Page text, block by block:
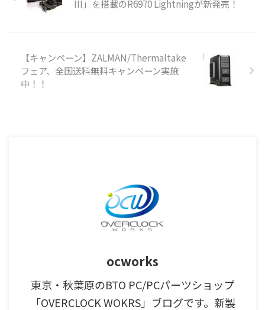
III」を搭載のR6970 Lightningが新発売！
【キャンペーン】ZALMAN/Thermaltake
フェア、全国送料無料キャンペーン実施
中！！
ocworks
東京・秋葉原のBTO PC/PCパーツショップ
「OVERCLOCK WOKRS」ブログです。新製